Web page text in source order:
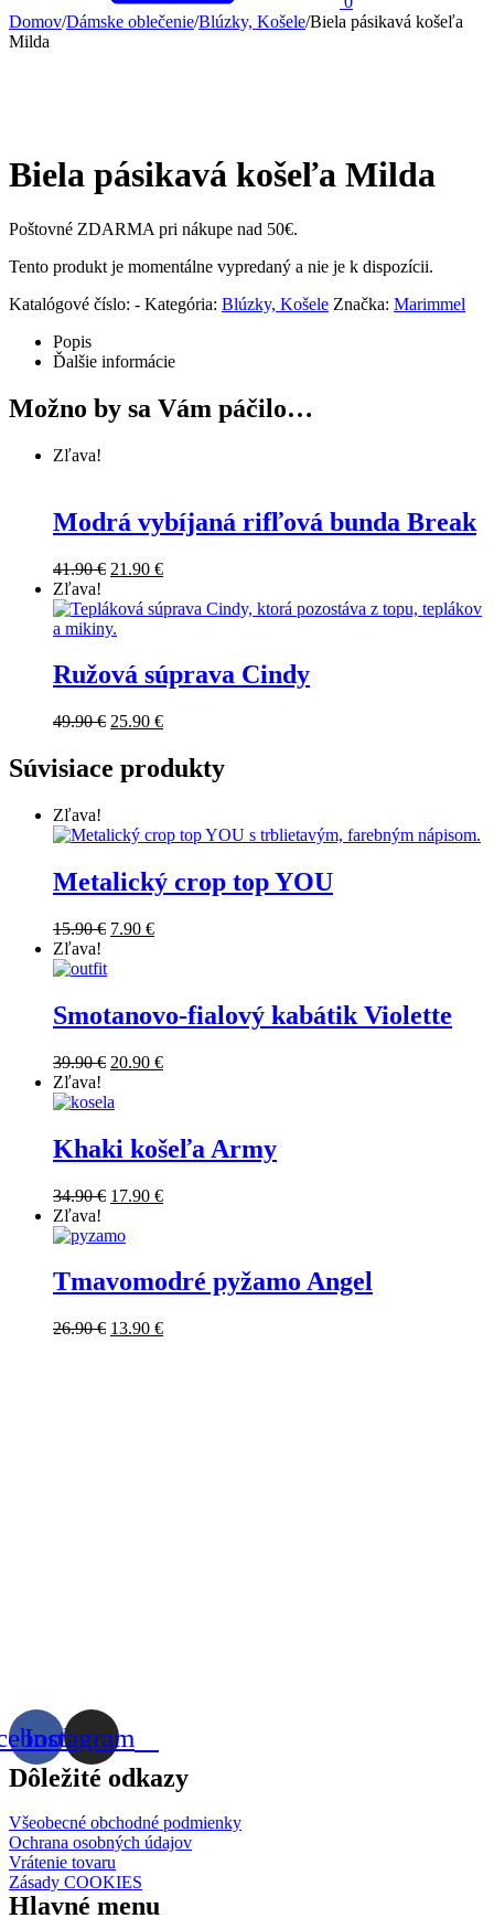
Domov/Dámske oblečenie/Blúzky, Košele/Biela pásikavá košeľa
Milda
Biela pásikavá košeľa Milda
Poštovné ZDARMA pri nákupe nad 50€.
Tento produkt je momentálne vypredaný a nie je k dispozícii.
Katalógové číslo: - Kategória: Blúzky, Košele Značka: Marimmel
Popis
Ďalšie informácie
Možno by sa Vám páčilo…
Zľava!
Modrá vybíjaná rifľová bunda Break
41.90€ Original
was:
41.90 €.
21.90 €Current
is:
Zľava!
Ružová súprava Cindy
49.90€ Original
49.90 €.
25.90 €Current
is:
25.90 €.
Súvisiace produkty
Zľava!
Metalický crop top YOU
15.90€ Original
7.90 €Current
Zľava!
Smotanovo-fialový kabátik Violette
39.90€ Original
was:
20.90 €Current
Zľava!
Khaki košeľa Army
34.90€ Original
was:
17.90 €Current
Zľava!
Tmavomodré pyžamo Angel
26.90€ Original
13.90 €Current
Instagram
Dôležité odkazy
Všeobecné obchodné podmienky
Ochrana osobných údajov
Vrátenie tovaru
Zásady COOKIES
Hlavné menu